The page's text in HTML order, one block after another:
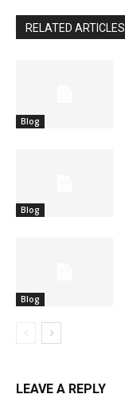
RELATED ARTICLES
Blog
Blog
Blog
LEAVE A REPLY